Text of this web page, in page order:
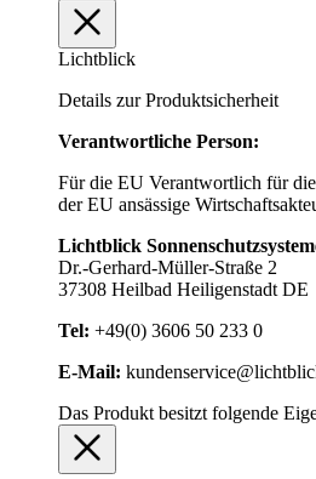
Lichtblick
Details zur Produktsicherheit
Verantwortliche Person:
Für die EU Verantwortlich für
der EU ansässige
Lichtblick
Dr.-Gerhard-Müller-Straße 2
37308 Heilbad Heiligenstadt DE
Tel: +49(0) 3606 50 233 0
E-Mail:
Das Produkt besitzt folgende